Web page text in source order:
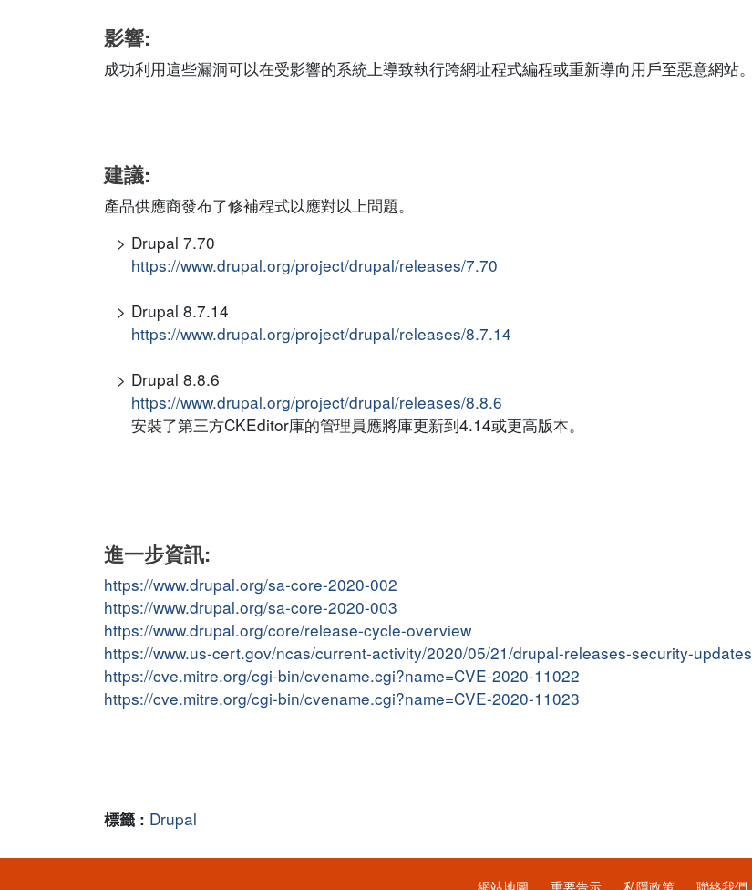
影響:
成功利用這些漏洞可以在受影響的系統上導致執行跨網址程式編程或重新導向用戶至惡意網站。
建議:
產品供應商發布了修補程式以應對以上問題。
Drupal 7.70
https://www.drupal.org/project/drupal/releases/7.70
Drupal 8.7.14
https://www.drupal.org/project/drupal/releases/8.7.14
Drupal 8.8.6
https://www.drupal.org/project/drupal/releases/8.8.6
安裝了第三方CKEditor庫的管理員應將庫更新到4.14或更高版本。
進一步資訊:
https://www.drupal.org/sa-core-2020-002
https://www.drupal.org/sa-core-2020-003
https://www.drupal.org/core/release-cycle-overview
https://www.us-cert.gov/ncas/current-activity/2020/05/21/drupal-releases-security-updates
https://cve.mitre.org/cgi-bin/cvename.cgi?name=CVE-2020-11022
https://cve.mitre.org/cgi-bin/cvename.cgi?name=CVE-2020-11023
標籤 : Drupal
網站地圖 重要告示 私隱政策 聯絡我們